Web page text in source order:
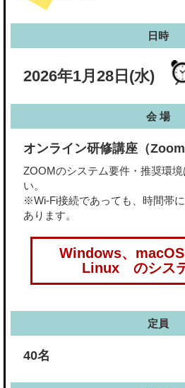
日時
2026年1月28日(水)
会 場
オンライン研修講座（Zoom
ZOOMのシステム要件・推奨環
い。
※Wi-Fi接続であっても、時間帯
あります。
Windows、
Linux のシス
定員
40名